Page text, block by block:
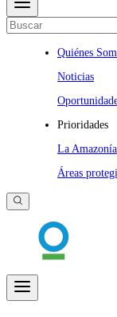
Quiénes
Noticias
Prioridades
La Amazonía
Áreas